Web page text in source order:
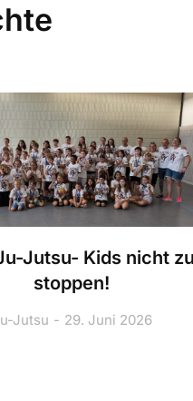
Jutsu- Kids nicht zu
stoppen!
Jutsu 29. Juni 2026